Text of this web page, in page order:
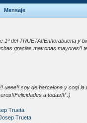
Mensaje
1º del TRUETA!!Enhorabuena y
gracias matronas mayores!!
ueee!! soy de barcelona y cogí la
a todas!!! :)
Trueta
Trueta